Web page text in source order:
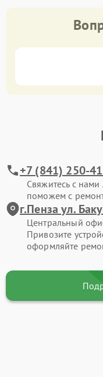
+7 (841) 250-
Свяжитесь с
поможем с
г.Пенза ул.
Центральный
Привозите
оформляйте